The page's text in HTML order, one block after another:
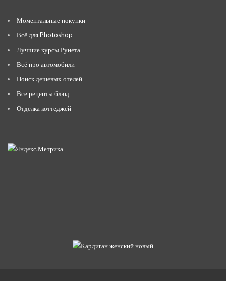
Моментальные покупки
Всё для Photoshop
Лучшие курсы Рунета
Всё про автомобили
Поиск дешевых отелей
Все рецепты блюд
Отделка коттеджей